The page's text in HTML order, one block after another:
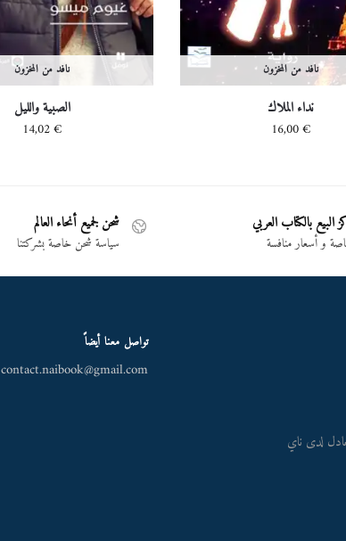
نافد من المخزون
نداء الملاك
16,00€
نافد من المخزون
الصبية والليل
14,02€
البيع بالكتاب العربي
و أسعار منافسة
شحن لجميع أنحاء العالم
سياسة شحن خاصة بشركتنا
لدى ناي
تواصل معنا أيضاً
contact.naibook@gmail.com